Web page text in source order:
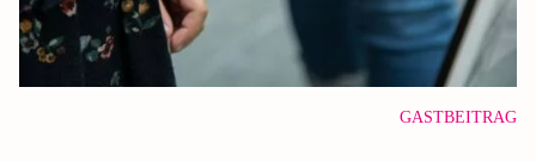
GASTBEITRAG